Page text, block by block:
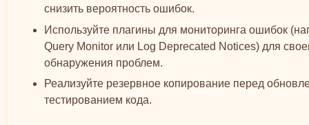
снизить вероятность ошибок.
Используйте плагины для мониторинга ошибок
Query Monitor или Log Deprecated Notices) для
обнаружения проблем.
Реализуйте резервное копирование перед
тестированием кода.